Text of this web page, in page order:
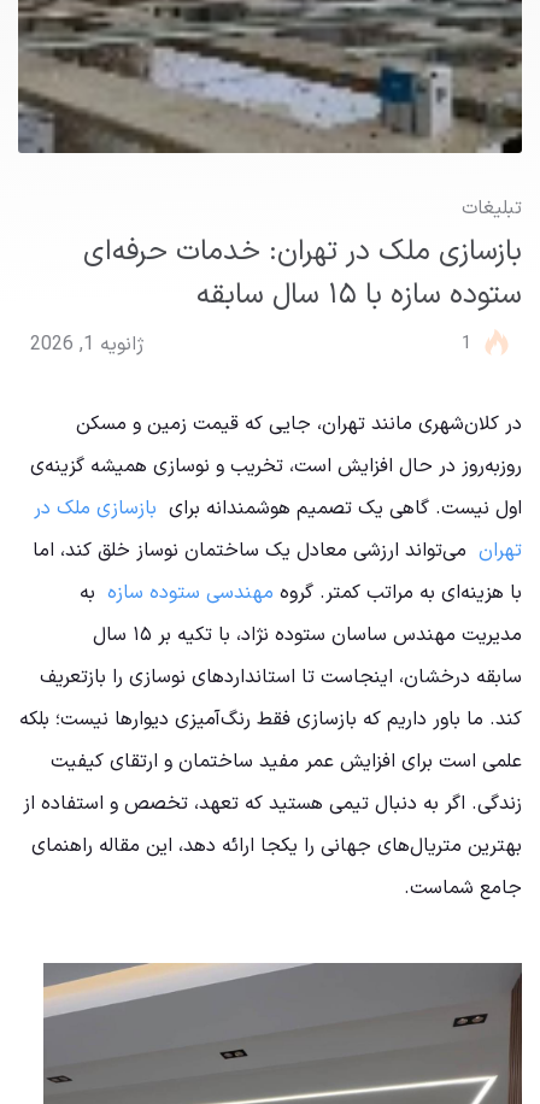
تبلیغات
بازسازی ملک در تهران: خدمات حرفه‌ای
ستوده سازه با ۱۵ سال سابقه
1 ژانویه 1, 2026
در کلان‌شهری مانند تهران، جایی که قیمت زمین و مسکن
روزبه‌روز در حال افزایش است، تخریب و نوسازی همیشه گزینه‌ی
اول نیست. گاهی یک تصمیم هوشمندانه برای بازسازی ملک در
تهران می‌تواند ارزشی معادل یک ساختمان نوساز خلق کند، اما
با هزینه‌ای به مراتب کمتر. گروه مهندسی ستوده سازه به
مدیریت مهندس ساسان ستوده نژاد، با تکیه بر ۱۵ سال
سابقه درخشان، اینجاست تا استانداردهای نوسازی را بازتعریف
کند. ما باور داریم که بازسازی فقط رنگ‌آمیزی دیوارها نیست؛ بلکه
علمی است برای افزایش عمر مفید ساختمان و ارتقای کیفیت
زندگی. اگر به دنبال تیمی هستید که تعهد، تخصص و استفاده از
بهترین متریال‌های جهانی را یکجا ارائه دهد، این مقاله راهنمای
جامع شماست.